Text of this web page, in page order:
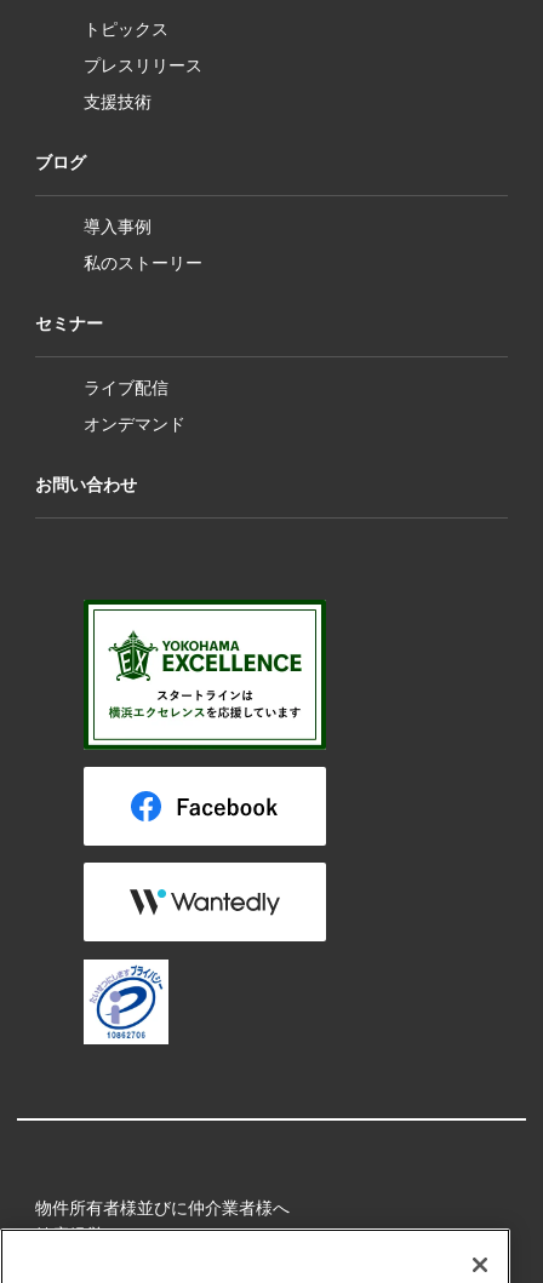
トピックス
プレスリリース
支援技術
ブログ
導入事例
私のストーリー
セミナー
ライブ配信
オンデマンド
お問い合わせ
物件所有者様並びに仲介業者様へ
健康経営